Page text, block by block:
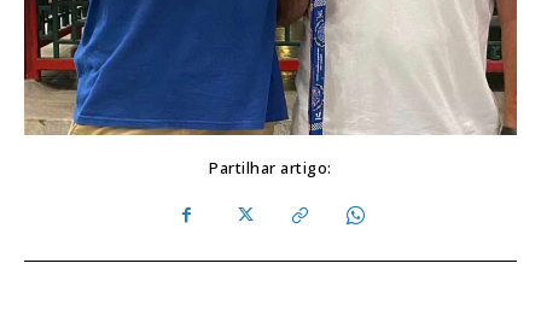
Partilhar artigo: